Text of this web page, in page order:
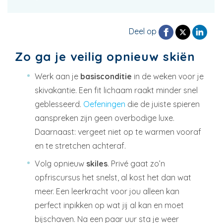
Deel op
Zo ga je veilig opnieuw skiën
Werk aan je basisconditie in de weken voor je
skivakantie. Een fit lichaam raakt minder snel
geblesseerd. Oefeningen die de juiste spieren
aanspreken zijn geen overbodige luxe.
Daarnaast: vergeet niet op te warmen vooraf
en te stretchen achteraf.
Volg opnieuw skiles. Privé gaat zo’n
opfriscursus het snelst, al kost het dan wat
meer. Een leerkracht voor jou alleen kan
perfect inpikken op wat jij al kan en moet
bijschaven. Na een paar uur sta je weer